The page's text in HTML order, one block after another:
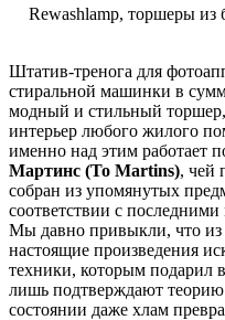
Rewashlamp, торшеры из
Штатив-тренога для
стиральной машинки в
модный и стильный торшер,
интерьер любого жилого
именно над этим работает
Мартинс (To Martins), чей
собран из упомянутых
соответствии с
Мы давно привыкли, что
настоящие произведения
техники, которым подарил
лишь подтверждают
состоянии даже хлам